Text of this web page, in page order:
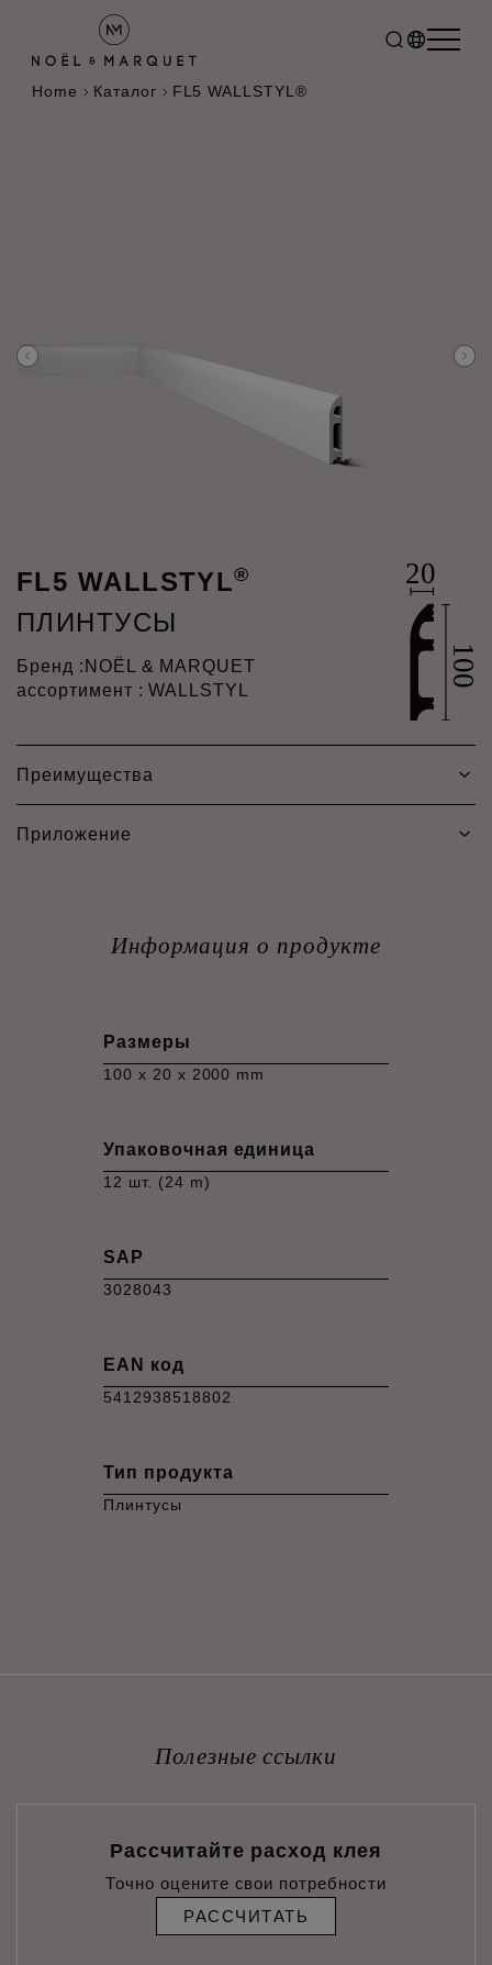
Home Каталог FL5 WALLSTYL®
FL5 WALLSTYL®
ПЛИНТУСЫ
Бренд : NOËL & MARQUET
ассортимент : WALLSTYL
Преимущества
Приложение
Информация о продукте
Размеры
100 x 20 x 2000 mm
Упаковочная единица
12 шт. (24 m)
SAP
3028043
EAN код
5412938518802
Тип продукта
Плинтусы
Полезные ссылки
Рассчитайте расход клея
Точно оцените свои потребности
РАССЧИТАТЬ